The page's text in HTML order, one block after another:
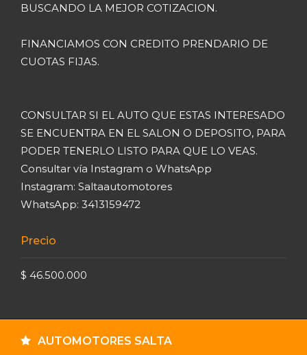
BUSCANDO LA MEJOR COTIZACION.
FINANCIAMOS CON CREDITO PRENDARIO DE
CUOTAS FIJAS.
CONSULTAR SI EL AUTO QUE ESTAS INTERESADO
SE ENCUENTRA EN EL SALON O DEPOSITO, PARA
PODER TENERLO LISTO PARA QUE LO VEAS.
Consultar vía Instagram o WhatsApp
Instagram: Saltaautomotores
WhatsApp: 3413159472
Precio
$ 46.500.000
AUTOMOTORES SALTA